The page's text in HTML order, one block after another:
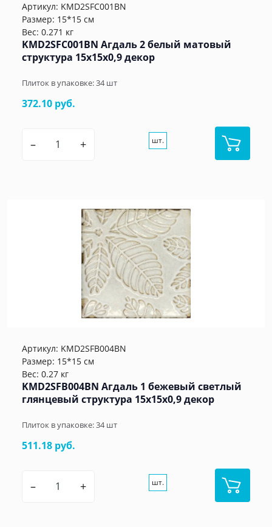
Артикул: KMD2SFC001BN
Размер: 15*15 см
Вес: 0.271 кг
KMD2SFC001BN Агдаль 2 белый матовый
структура 15x15x0,9 декор
Плиток в упаковке:34шт
372.10 руб.
– + шт.
Артикул: KMD2SFB004BN
Размер: 15*15 см
Вес: 0.27 кг
KMD2SFB004BN Агдаль 1 бежевый светлый
глянцевый структура 15x15x0,9 декор
Плиток в упаковке:34шт
511.18 руб.
– + шт.